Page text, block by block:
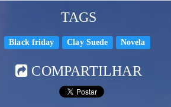
TAGS
Black friday Clay Suede Novela
COMPARTILHAR